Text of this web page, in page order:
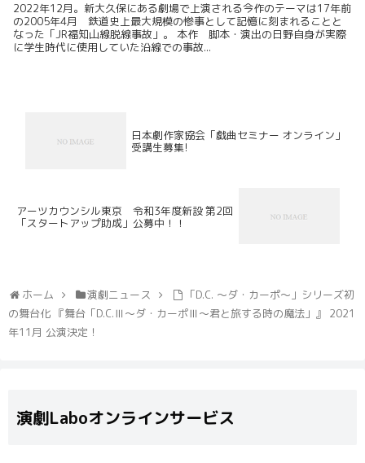
2022年12月。新大久保にある劇場で上演される今作のテーマは17年前
の2005年4月 鉄道史上最大規模の惨事として記憶に刻まれることと
なった「JR福知山線脱線事故」。 本作 脚本・演出の日野自身が実際
に学生時代に使用していた沿線での事故...
日本劇作家協会「戯曲セミナー オンライン」
受講生募集!
アーツカウンシル東京 令和3年度新設 第2回
「スタートアップ助成」公募中！！
ホーム 演劇ニュース
「D.C. ～ダ・カーポ～」シリーズ初
の舞台化 『舞台「D.C.Ⅲ～ダ・カーポⅢ～君と旅する時の魔法」』 2021
年11月 公演決定！
演劇Laboオンラインサービス